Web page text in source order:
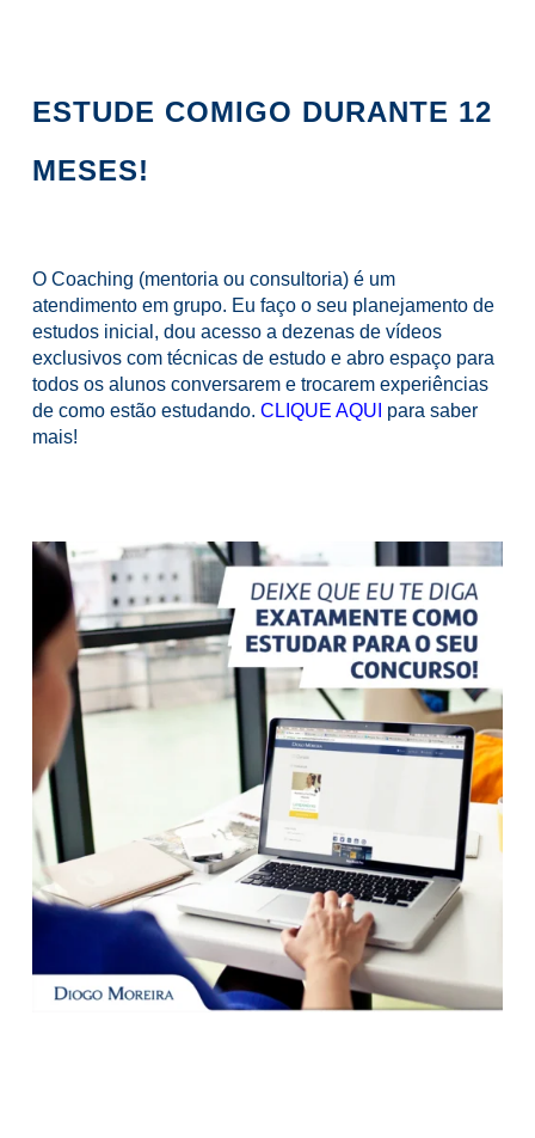
ESTUDE COMIGO DURANTE 12
MESES!
O Coaching (mentoria ou consultoria) é um
atendimento em grupo. Eu faço o seu planejamento de
estudos inicial, dou acesso a dezenas de vídeos
exclusivos com técnicas de estudo e abro espaço para
todos os alunos conversarem e trocarem experiências
de como estão estudando. CLIQUE AQUI para saber
mais!